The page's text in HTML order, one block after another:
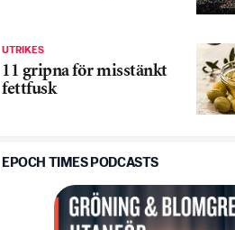
UTRIKES
11 gripna för misstänkt
fettfusk
EPOCH TIMES PODCASTS